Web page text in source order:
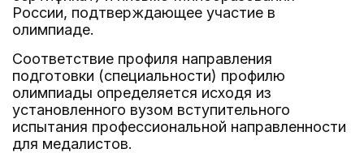
России, подтверждающее участие в
олимпиаде.
Соответствие профиля направления
подготовки (специальности) профилю
олимпиады определяется исходя из
установленного вузом вступительного
испытания профессиональной направленности
для медалистов.